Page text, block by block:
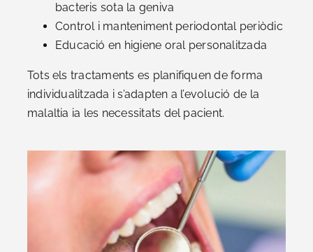
bacteris sota la geniva
Control i manteniment periodontal periòdic
Educació en higiene oral personalitzada
Tots els tractaments es planifiquen de forma
individualitzada i s’adapten a l’evolució de la
malaltia ia les necessitats del pacient.